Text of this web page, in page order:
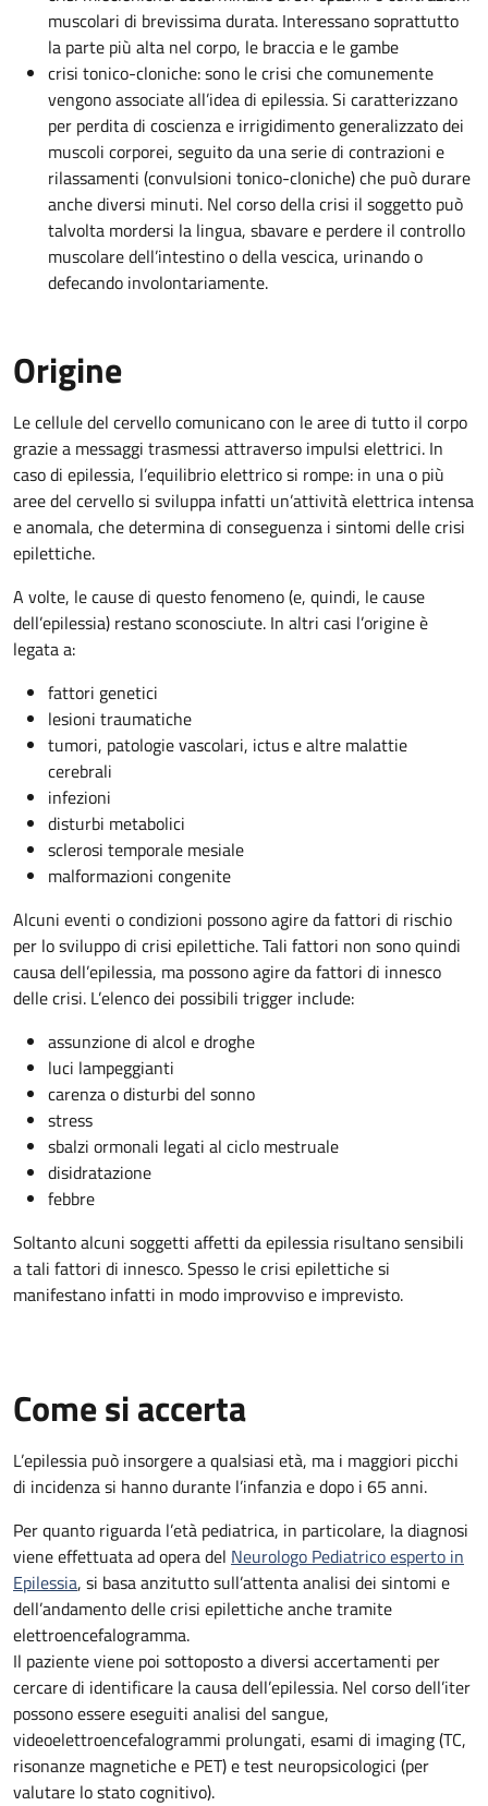
muscolari di brevissima durata. Interessano soprattutto
la parte più alta nel corpo, le braccia e le gambe
crisi tonico-cloniche: sono le crisi che comunemente
vengono associate all’idea di epilessia. Si caratterizzano
per perdita di coscienza e irrigidimento generalizzato dei
muscoli corporei, seguito da una serie di contrazioni e
rilassamenti (convulsioni tonico-cloniche) che può durare
anche diversi minuti. Nel corso della crisi il soggetto può
talvolta mordersi la lingua, sbavare e perdere il controllo
muscolare dell’intestino o della vescica, urinando o
defecando involontariamente.
Origine
Le cellule del cervello comunicano con le aree di tutto il corpo
grazie a messaggi trasmessi attraverso impulsi elettrici. In
caso di epilessia, l’equilibrio elettrico si rompe: in una o più
aree del cervello si sviluppa infatti un’attività elettrica intensa
e anomala, che determina di conseguenza i sintomi delle crisi
epilettiche.
A volte, le cause di questo fenomeno (e, quindi, le cause
dell’epilessia) restano sconosciute. In altri casi l’origine è
legata a:
fattori genetici
lesioni traumatiche
tumori, patologie vascolari, ictus e altre malattie
cerebrali
infezioni
disturbi metabolici
sclerosi temporale mesiale
malformazioni congenite
Alcuni eventi o condizioni possono agire da fattori di rischio
per lo sviluppo di crisi epilettiche. Tali fattori non sono quindi
causa dell’epilessia, ma possono agire da fattori di innesco
delle crisi. L’elenco dei possibili trigger include:
assunzione di alcol e droghe
luci lampeggianti
carenza o disturbi del sonno
stress
sbalzi ormonali legati al ciclo mestruale
disidratazione
febbre
Soltanto alcuni soggetti affetti da epilessia risultano sensibili
a tali fattori di innesco. Spesso le crisi epilettiche si
manifestano infatti in modo improvviso e imprevisto.
Come si accerta
L’epilessia può insorgere a qualsiasi età, ma i maggiori picchi
di incidenza si hanno durante l’infanzia e dopo i 65 anni.
Per quanto riguarda l’età pediatrica, in particolare, la diagnosi
viene effettuata ad opera del Neurologo Pediatrico esperto in
Epilessia, si basa anzitutto sull’attenta analisi dei sintomi e
dell’andamento delle crisi epilettiche anche tramite
elettroencefalogramma.
Il paziente viene poi sottoposto a diversi accertamenti per
cercare di identificare la causa dell’epilessia. Nel corso dell’iter
possono essere eseguiti analisi del sangue,
videoelettroencefalogrammi prolungati, esami di imaging (TC,
risonanze magnetiche e PET) e test neuropsicologici (per
valutare lo stato cognitivo).